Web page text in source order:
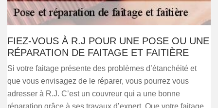
FIEZ-VOUS À R.J POUR UNE POSE OU UNE
RÉPARATION DE FAITAGE ET FAITIÈRE
Si votre faitage présente des problèmes d’étanchéité et
que vous envisagez de le réparer, vous pourrez vous
adresser à R.J. C’est un couvreur qui a une bonne
réparation grâce à ses travaux d’expert. Que votre faitage